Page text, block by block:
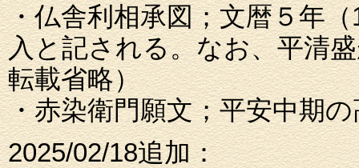
・仏舎利相承図；文暦５年
入と記される。なお、平清
転載省略）
・赤染衛門願文；平安中期
2025/02/18追加：